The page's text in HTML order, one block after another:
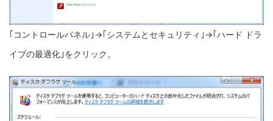
｢コントロールパネル｣→｢システムとセキュリティ｣→｢ハード ドラ
イブの最適化｣をクリック。